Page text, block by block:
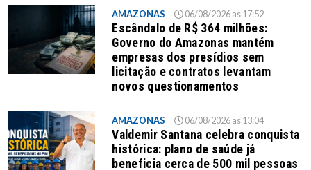
AMAZONAS 06/08/2026 as 17:52
Escândalo de R$ 364 milhões:
Governo do Amazonas mantém
empresas dos presídios sem
licitação e contratos levantam
novos questionamentos
AMAZONAS 06/08/2026 as 13:04
Valdemir Santana celebra conquista
histórica: plano de saúde já
beneficia cerca de 500 mil pessoas